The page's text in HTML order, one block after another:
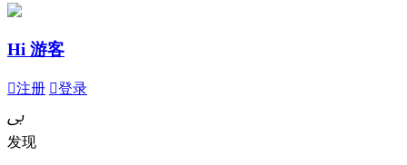
Hi 游客
注册 登录
ﰉ
发现